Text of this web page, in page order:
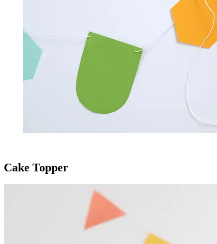
Cake Topper